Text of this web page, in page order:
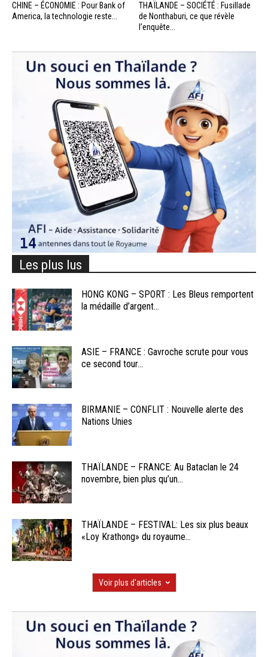
CHINE – ÉCONOMIE : Pour Bank of
America, la technologie reste...
THAÏLANDE – SOCIÉTÉ : Fusillade
de Nonthaburi, ce que révèle
l’enquête...
Les plus lus
HONG KONG – SPORT : Les Bleus remportent
la médaille d’argent...
ASIE – FRANCE : Gavroche scrute pour vous
ce second tour...
BIRMANIE – CONFLIT : Nouvelle alerte des
Nations Unies
THAÏLANDE – FRANCE: Au Bataclan le 24
novembre, bien plus qu’un...
THAÏLANDE – FESTIVAL: Les six plus beaux
«Loy Krathong» du royaume...
Voir plus d'articles